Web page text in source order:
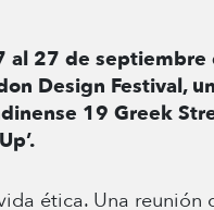
27 de septiembre
Design Festival,
19 Greek
ética. Una